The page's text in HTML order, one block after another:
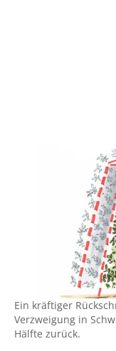
Ein kräftiger
Verzweigung in
Hälfte zurück.